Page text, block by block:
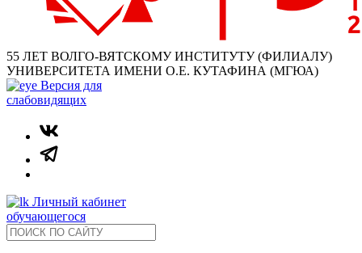
55 ЛЕТ ВОЛГО-ВЯТСКОМУ ИНСТИТУТУ (ФИЛИАЛУ)
УНИВЕРСИТЕТА ИМЕНИ О.Е. КУТАФИНА (МГЮА)
Версия для
слабовидящих
Личный кабинет
обучающегося